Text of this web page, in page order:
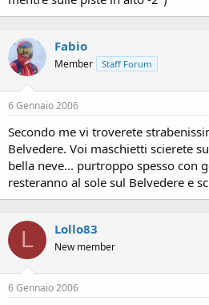
Fabio
Member Staff Forum
6 Gennaio 2006
Secondo me vi troverete
Belvedere. Voi maschietti scierete
bella neve... purtroppo spesso con
resteranno al sole sul Belvedere e
L Lollo83
New member
6 Gennaio 2006